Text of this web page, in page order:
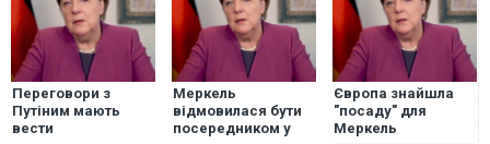
Переговори з
Путіним мають
вести
Меркель
відмовилася бути
посередником у
Європа знайшла
"посаду" для
Меркель